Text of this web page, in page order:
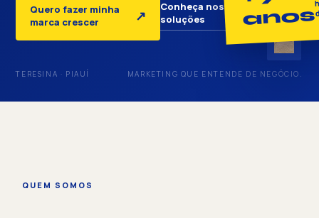
Quero fazer minha
marca crescer
↗
Conheça nossas
soluções
↓
anos
TERESINA · PIAUÍ MARKETING QUE ENTENDE DE NEGÓCIO.
QUEM SOMOS